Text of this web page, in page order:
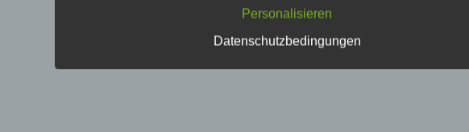
Wir haben als für die Verarbeitung Verantwortlicher zahlreiche
lückenlosen Schutz der über diese Internetseite verarbeiteten
Internetbasierte Datenübertragungen grundsätzlich
Personalisieren
Datenschutzbedingungen